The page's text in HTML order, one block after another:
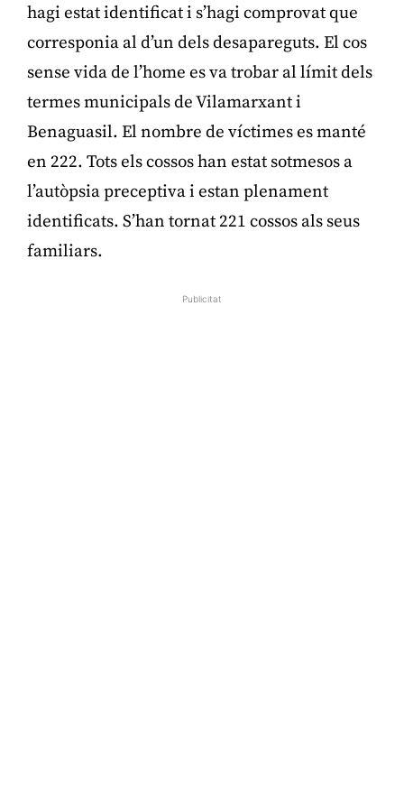
hagi estat identificat i s’hagi comprovat que
corresponia al d’un dels desapareguts. El cos
sense vida de l’home es va trobar al límit dels
termes municipals de Vilamarxant i
Benaguasil. El nombre de víctimes es manté
en 222. Tots els cossos han estat sotmesos a
l’autòpsia preceptiva i estan plenament
identificats. S’han tornat 221 cossos als seus
familiars.
Publicitat